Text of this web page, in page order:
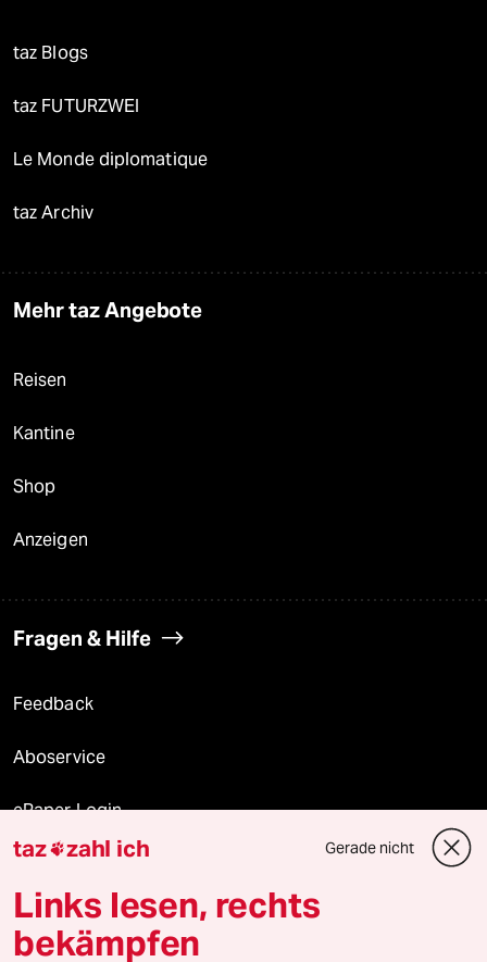
taz Blogs
taz FUTURZWEI
Le Monde diplomatique
taz Archiv
Mehr taz Angebote
Reisen
Kantine
Shop
Anzeigen
Fragen & Hilfe
Feedback
Aboservice
ePaper Login
Downloads für Abonnierende
taz zahl ich Gerade nicht
Links lesen, rechts
bekämpfen